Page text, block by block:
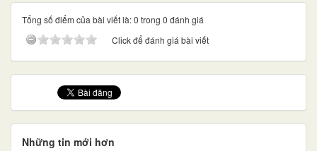
Tổng số điểm của bài viết là: 0 trong 0 đánh giá
Click để đánh giá bài viết
Những tin mới hơn